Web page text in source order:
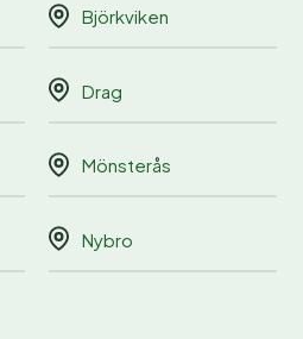
Björkviken
Drag
Mönsterås
Nybro